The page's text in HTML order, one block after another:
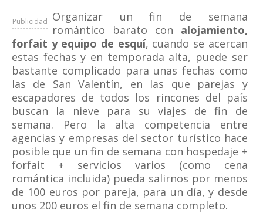
Publicidad Organizar un fin de semana
romántico barato con alojamiento,
forfait y equipo de esquí, cuando se acercan
estas fechas y en temporada alta, puede ser
bastante complicado para unas fechas como
las de San Valentín, en las que parejas y
escapadores de todos los rincones del país
buscan la nieve para su viajes de fin de
semana. Pero la alta competencia entre
agencias y empresas del sector turístico hace
posible que un fin de semana con hospedaje +
forfait + servicios varios (como cena
romántica incluida) pueda salirnos por menos
de 100 euros por pareja, para un día, y desde
unos 200 euros el fin de semana completo.